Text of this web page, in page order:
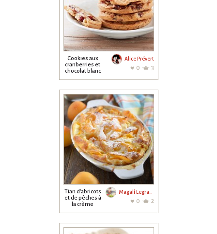
Cookies aux
cranberries et
chocolat blanc
Alice Prévert
0 3
Tian d'abricots
et de pêches à
la crème
Magali Legrand
0 2